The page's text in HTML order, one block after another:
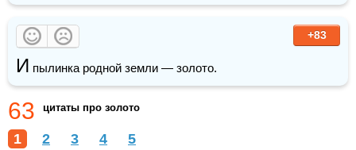
+83
И пылинка родной земли — золото.
63 цитаты про золото
1 2 3 4 5